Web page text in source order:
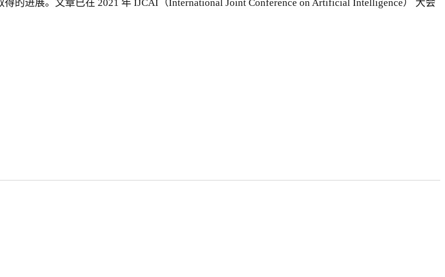
的进展。文章已在 2021 年 IJCAI（International Joint Conference on Artificial Intelligence） 大会